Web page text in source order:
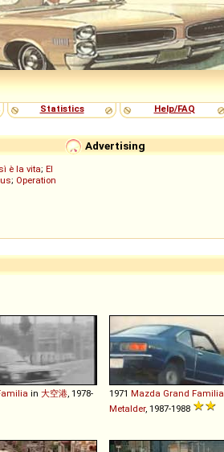
Statistics Help/FAQ
Advertising
è la vita; El
; Operation
in 大空港 , 1978-
1971 Mazda Grand Familia
Metalder, 1987-1988